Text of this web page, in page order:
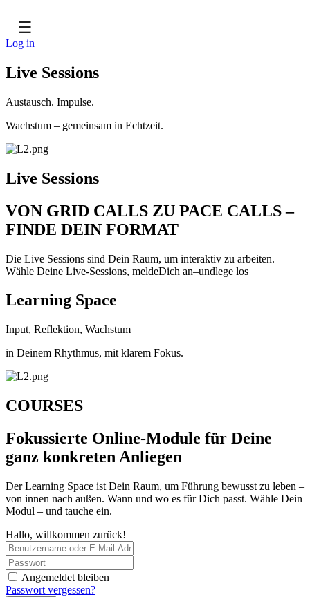
☰
Log in
Live Sessions
Austausch. Impulse.
Wachstum – gemeinsam in Echtzeit.
Live Sessions
VON GRID CALLS ZU PACE CALLS –
FINDE DEIN FORMAT
Die Live Sessions sind Dein Raum, um interaktiv zu arbeiten.
Wähle Deine Live-Sessions, meldeDich an–undlege los
Learning Space
Input, Reflektion, Wachstum
in Deinem Rhythmus, mit klarem Fokus.
COURSES
Fokussierte Online-Module für Deine
ganz konkreten Anliegen
Der Learning Space ist Dein Raum, um Führung bewusst zu leben –
von innen nach außen. Wann und wo es für Dich passt. Wähle Dein
Modul – und tauche ein.
Hallo, willkommen zurück!
Angemeldet bleiben
Passwort vergessen?